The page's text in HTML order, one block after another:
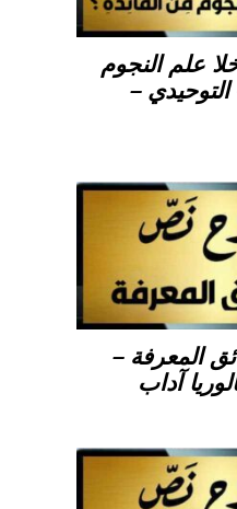
علم النجوم
–
المعرفة –
آداب